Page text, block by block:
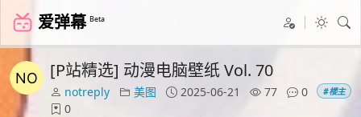
爱弹幕 Beta
[P站精选] 动漫电脑壁纸 Vol. 70
notreply 美图 2025-06-21 77
0
0
#楼主